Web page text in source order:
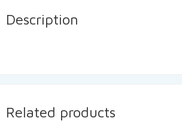
Description
Related products